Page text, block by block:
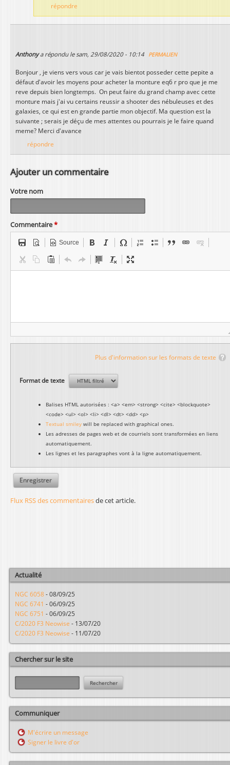
répondre
Anthonya répondu le sam, 29/08/2020 - 10:14 PERMALIEN
Bonjour , je viens vers vous car je vais bientot posseder cette pepite a
défaut d'avoir les moyens pour acheter la monture eq6 r pro que je me
reve depuis bien longtemps. On peut faire du grand champ avec cette
monture mais j'ai vu certains reussir a shooter des nébuleuses et des
galaxies, ce qui est en grande partie mon objectif. Ma question est la
suivante ; serais je déçu de mes attentes ou pourrais je le faire quand
meme? Merci d'avance
répondre
Ajouter un commentaire
Votre nom
Commentaire*
Source
Plus d'information sur les formats de texte
Format de texte
Balises HTML autorisées : <a> <em> <strong> <cite> <blockquote>
<code> <ul> <ol> <li> <dl> <dt> <dd> <p>
Textual smiley will be replaced with graphical ones.
Les adresses de pages web et de courriels sont transformées en liens
automatiquement.
Les lignes et les paragraphes vont à la ligne automatiquement.
Flux RSS des commentairesde cet article.
Actualité
NGC 6058 - 08/09/25
NGC 6741 - 06/09/25
NGC 6751 - 06/09/25
C/2020 F3 Neowise - 13/07/20
C/2020 F3 Neowise - 11/07/20
Chercher sur le site
R
e
c
h
e
h
Communiquer
M'écrire un message
Signer le livre d'or